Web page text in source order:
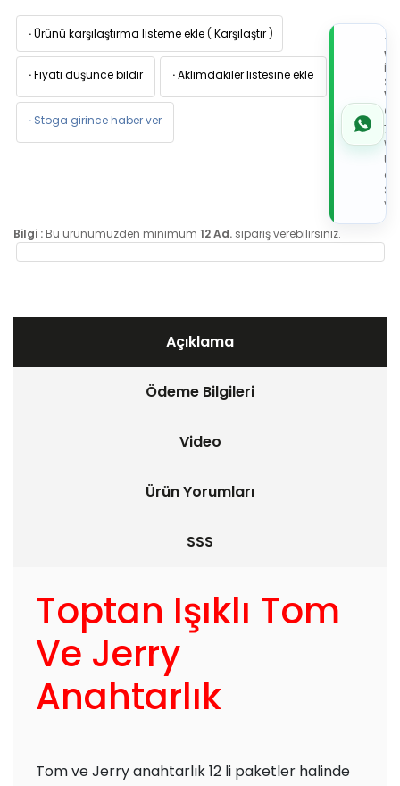
·Ürünü karşılaştırma listeme ekle ( Karşılaştır )
·Fiyatı düşünce bildir ·Aklımdakiler listesine ekle
· Stoga girince haber ver
İLE
de
Bilgi : Bu ürünümüzden minimum 12 Ad. sipariş verebilirsiniz.
Açıklama
Ödeme Bilgileri
Video
Ürün Yorumları
SSS
Toptan Işıklı Tom
Ve Jerry
Anahtarlık
Tom ve Jerry anahtarlık 12 li paketler halinde